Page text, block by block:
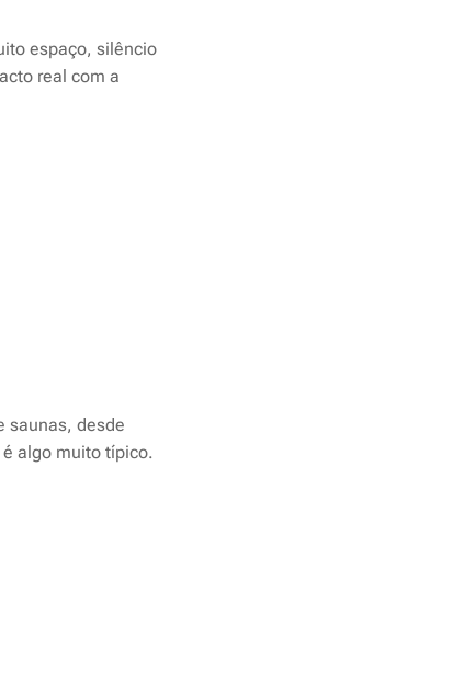
espaço, silêncio
real com a
saunas, desde
algo muito típico.